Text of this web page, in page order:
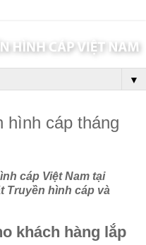
▼
hình cáp tháng
cáp Việt Nam tại
Truyền hình cáp và
khách hàng lắp